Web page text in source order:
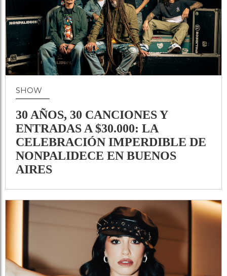
SHOW
30 AÑOS, 30 CANCIONES Y
ENTRADAS A $30.000: LA
CELEBRACIÓN IMPERDIBLE DE
NONPALIDECE EN BUENOS
AIRES